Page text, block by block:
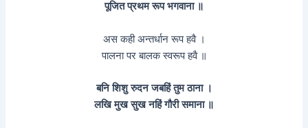
पूजित प्रथम रूप भगवाना ॥
अस कही अन्तर्धान रूप हवै ।
पालना पर बालक स्वरूप हवै ॥
बनि शिशु रुदन जबहिं तुम ठाना ।
लखि मुख सुख नहिं गौरी समाना ॥